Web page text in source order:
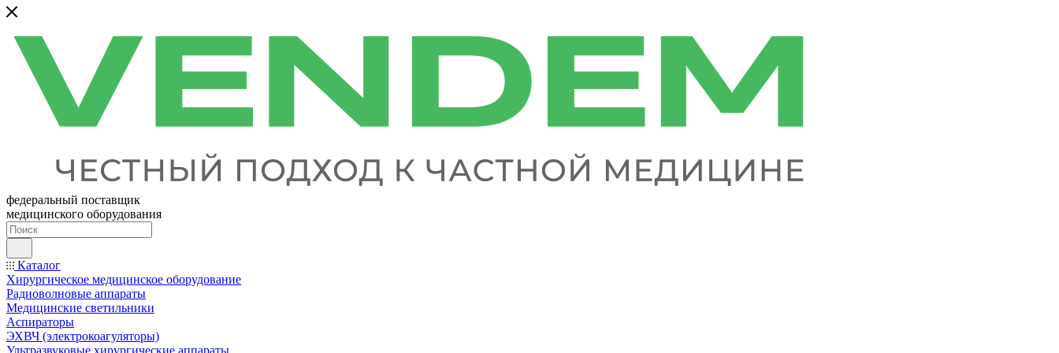
федеральный поставщик
медицинского оборудования
Каталог
Хирургическое медицинское оборудование
Радиоволновые аппараты
Медицинские светильники
Аспираторы
ЭХВЧ (электрокоагуляторы)
Ультразвуковые хирургические аппараты